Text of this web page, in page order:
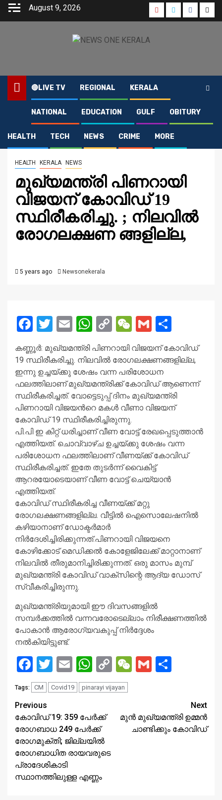
Skip
August 9, 2026 YoutubeInstagramFacebook
🔴LIVE TV REGIONAL KERALA
NATIONAL EDUCATION GULF OBITURY
HEALTH TECH NEWS CRIME MORE
2021 April
മുഖ്യമന്ത്രി പിണറായി വിജയന് കോവിഡ് 19 സ്ഥിരീകരിച്ചു. ;
നിലവിൽ രോഗലക്ഷണ ങ്ങളില്ല,
HEALTH KERALA NEWS
മുഖ്യമന്ത്രി പിണറായി
വിജയന് കോവിഡ് 19
സ്ഥിരീകരിച്ചു. ; നിലവിൽ
രോഗലക്ഷണ ങ്ങളില്ല,
5 years ago Newsonekerala
Facebook
Twitter
EmailWhatsApp
Copy
Link
WeChat
Gmail
കണ്ണൂർ: മുഖ്യമന്ത്രി പിണറായി വിജയന് കോവിഡ്
19 സ്ഥിരീകരിച്ചു. നിലവിൽ രോഗലക്ഷണങ്ങളില്ല,
ഇന്നു ഉച്ചയ്ക്കു ശേഷം വന്ന പരിശോധന
ഫലത്തിലാണ് മുഖ്യമന്ത്രിക്ക് കോവിഡ് ആണെന്ന്
സ്ഥിരീകരിച്ചത്. വോട്ടെടുപ്പ് ദിനം മുഖ്യമന്ത്രി
പിണറായി വിജയന്‍റെ മകൾ വീണാ വിജയന്
കോവിഡ് 19 സ്ഥിരീകരിച്ചിരുന്നു.
പി.പി ഇ കിറ്റ് ധരിച്ചാണ് വീണ വോട്ട് രേഖപ്പെടുത്താന്‍
എത്തിയത്. ചൊവ്വാഴ്ച ഉച്ചയ്ക്കു ശേഷം വന്ന
പരിശോധന ഫലത്തിലാണ് വീണയ്ക്ക് കോവിഡ്
സ്ഥിരീകരിച്ചത്. ഇതേ തുടർന്ന് വൈകിട്ട്
ആറരയോടെയാണ് വീണ വോട്ട് ചെയ്യാൻ
എത്തിയത്.
കോവിഡ് സ്ഥിരീകരിച്ച വീണയ്ക്ക് മറ്റു
രോഗലക്ഷണങ്ങളില്ല. വീട്ടിൽ ഐസൊലേഷനിൽ
കഴിയാനാണ് ഡോക്ടർമാർ
നിർദേശിച്ചിരിക്കുന്നത്.പിണറായി വിജയനെ
കോഴിക്കോട് മെഡിക്കൽ കോളേജിലേക്ക് മാറ്റാനാണ്
നിലവിൽ തീരുമാനിച്ചിരിക്കുന്നത്. ഒരു മാസം മുമ്പ്
മുഖ്യമന്ത്രി കോവിഡ് വാക്സിന്റെ ആദ്യ ഡോസ്
സ്വീകരിച്ചിരുന്നു.
മുഖ്യമന്ത്രിയുമായി ഈ ദിവസങ്ങളിൽ
സമ്പർക്കത്തിൽ വന്നവരോടെല്ലാം നിരീക്ഷണത്തിൽ
പോകാൻ ആരോഗ്യവകുപ്പ് നിർദ്ദേശം
നൽകിയിട്ടുണ്ട്.
Facebook
Twitter
EmailWhatsApp
Copy
Link
WeChat
Gmail
Tags: CM Covid19 pinarayi vijayan
Continue
Reading
Previous
കോവിഡ് 19: 359 പേര്‍ക്ക്
രോഗബാധ 249 പേര്‍ക്ക്
രോഗമുക്തി; ജില്ലയില്‍
രോഗബാധിത രായവരുടെ
പ്രാദേശികാടി
സ്ഥാനത്തിലുള്ള എണ്ണം
Next
മുൻ മുഖ്യമന്ത്രി ഉമ്മൻ
ചാണ്ടിക്കും കോവിഡ്